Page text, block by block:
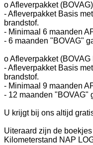
o Afleverpakket
- Afleverpakket Basis
brandstof.
- Minimaal 6 maanden
- 6 maanden "BOVAG"
o Afleverpakket
- Afleverpakket Basis
brandstof.
- Minimaal 9 maanden
- 12 maanden "BOVAG"
U krijgt bij ons altijd
Uiteraard zijn de
Kilometerstand NAP